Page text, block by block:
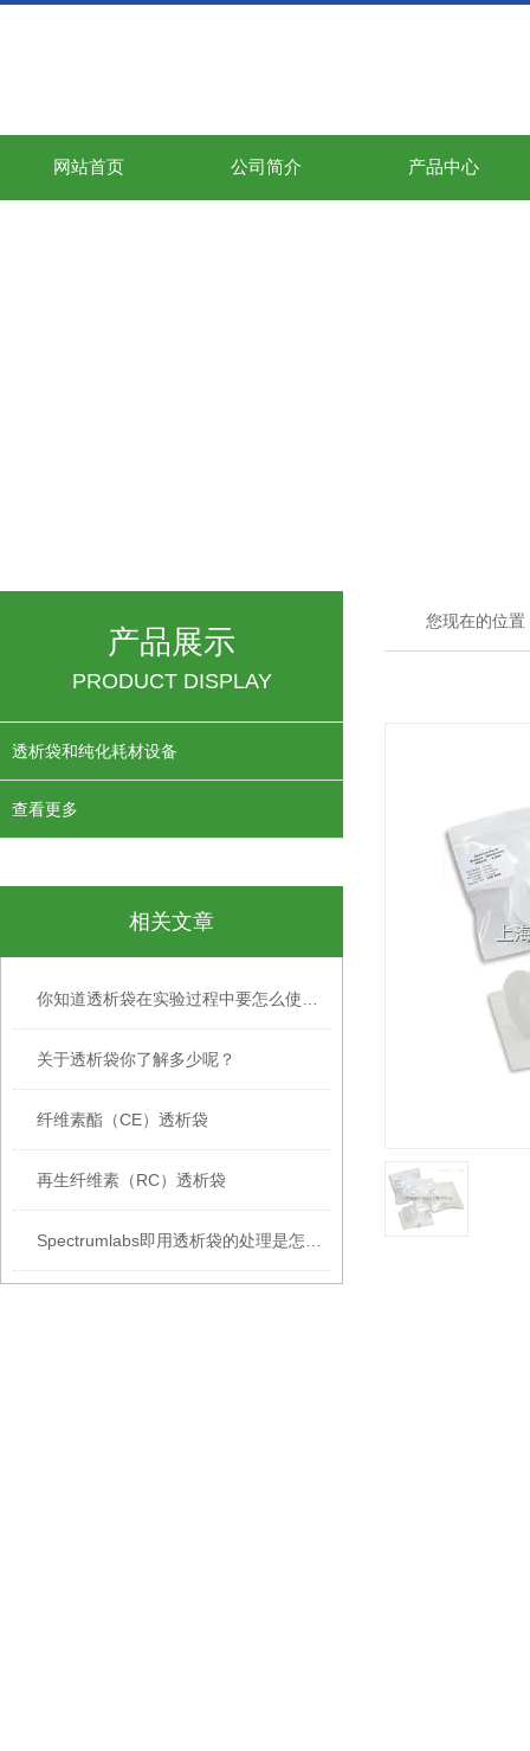
网站首页 公司简介 产品中心
产品展示
PRODUCT DISPLAY
透析袋和纯化耗材设备
查看更多
相关文章
关于透析袋你了解多少呢？
纤维素酯（CE）透析袋
再生纤维素（RC）透析袋
您现在的位置